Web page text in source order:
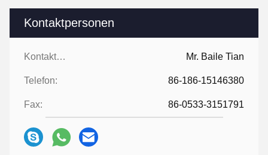
Kontaktpersonen
Kontaktpersonen: Mr. Baile Tian
Telefon: 86-186-15146380
Fax: 86-0533-3151791